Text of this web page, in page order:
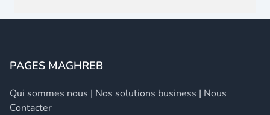
PAGES MAGHREB
Qui sommes nous | Nos solutions business | Nous
Contacter